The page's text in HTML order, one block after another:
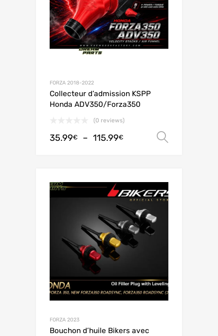
FORZA 2018-2022
Collecteur d’admission KSPP
Honda ADV350/Forza350
(0 reviews)
35.99€ – 115.99€
FORZA 2023
Bouchon d’huile Bikers avec